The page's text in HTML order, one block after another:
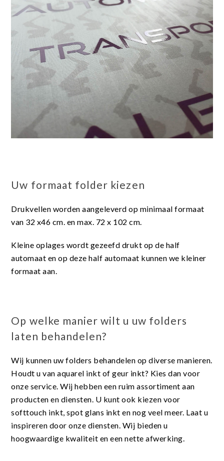
Uw formaat folder kiezen
Drukvellen worden aangeleverd op minimaal formaat
van 32 x46 cm. en max. 72 x 102 cm.
Kleine oplages wordt gezeefd drukt op de half
automaat en op deze half automaat kunnen we kleiner
formaat aan.
Op welke manier wilt u uw folders
laten behandelen?
Wij kunnen uw folders behandelen op diverse manieren.
Houdt u van aquarel inkt of geur inkt? Kies dan voor
onze service. Wij hebben een ruim assortiment aan
producten en diensten. U kunt ook kiezen voor
softtouch inkt, spot glans inkt en nog veel meer. Laat u
inspireren door onze diensten. Wij bieden u
hoogwaardige kwaliteit en een nette afwerking.